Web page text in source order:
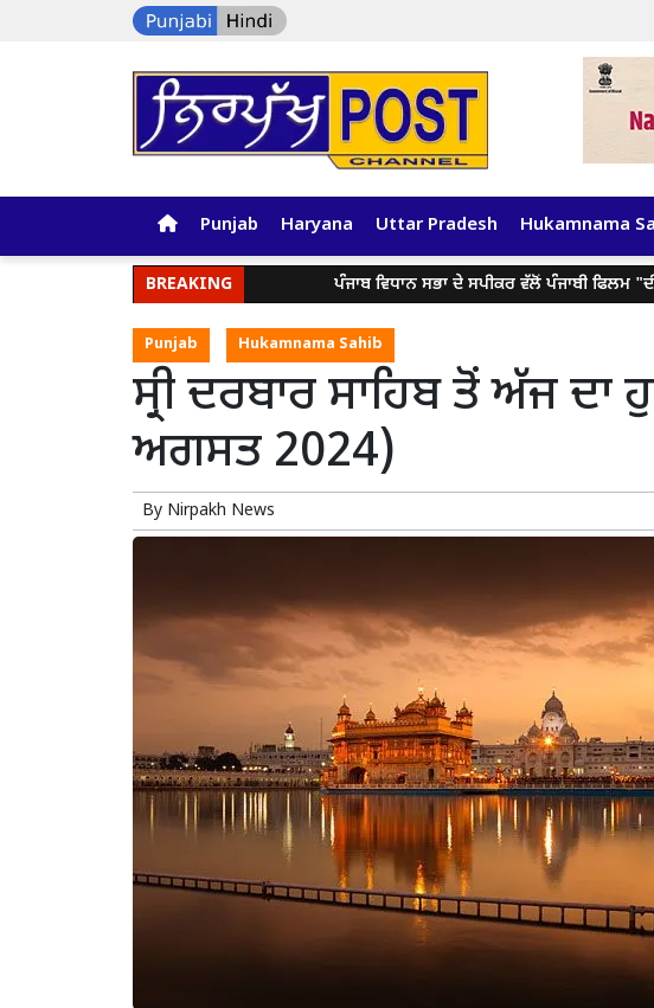
Punjab Haryana Uttar Pradesh Hukamnama
BREAKING ਪੰਜਾਬ ਵਿਧਾਨ ਸਭਾ ਦੇ ਸਪੀਕਰ ਵੱਲੋਂ ਪੰਜਾਬੀ ਫਿਲਮ "ਦੀ ਗ੍ਰੇਟ
Punjab Hukamnama Sahib
ਸ੍ਰੀ ਦਰਬਾਰ ਸਾਹਿਬ ਤੋਂ ਅੱਜ ਦਾ
ਅਗਸਤ 2024)
By Nirpakh News